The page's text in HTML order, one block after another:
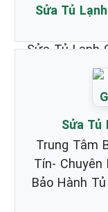
Sửa Tủ
Sửa Tủ Lạnh
Nội _
Tủ Lạnh
Sửa Tủ
Trung Tâm
Tín- Chuyên
Bảo Hành